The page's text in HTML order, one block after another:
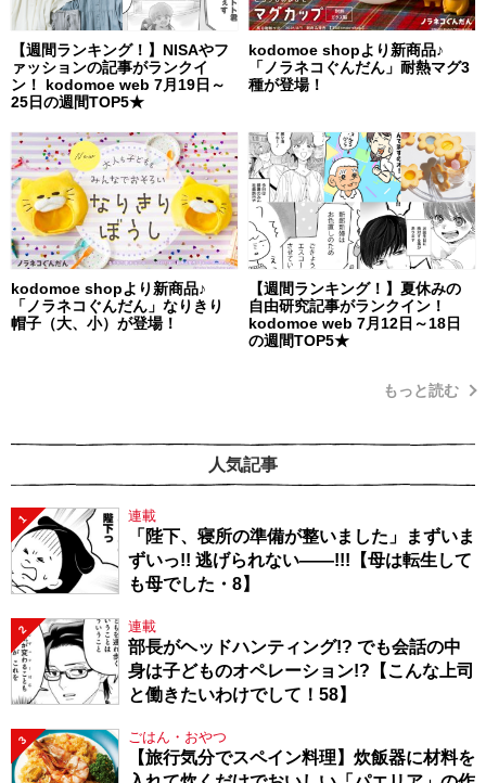
【週間ランキング！】NISAやフ
ァッションの記事がランクイ
ン！ kodomoe web 7月19日～
25日の週間TOP5★
kodomoe shopより新商品♪
「ノラネコぐんだん」耐熱マグ3
種が登場！
kodomoe shopより新商品♪
「ノラネコぐんだん」なりきり
帽子（大、小）が登場！
【週間ランキング！】夏休みの
自由研究記事がランクイン！
kodomoe web 7月12日～18日
の週間TOP5★
もっと読む
人気記事
1 連載
「陛下、寝所の準備が整いました」まずいま
ずいっ!! 逃げられない――!!!【母は転生して
も母でした・8】
2 連載
部長がヘッドハンティング!? でも会話の中
身は子どものオペレーション!?【こんな上司
と働きたいわけでして！58】
3 ごはん・おやつ
【旅行気分でスペイン料理】炊飯器に材料を